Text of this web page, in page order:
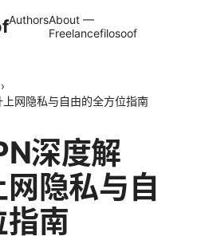
AuthorsAbout —
Freelancefilosoof
›
网隐私与自由的全方位指南
深度解
隐私与自
指南